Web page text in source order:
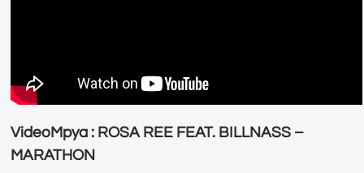
VideoMpya : ROSA REE FEAT. BILLNASS –
MARATHON